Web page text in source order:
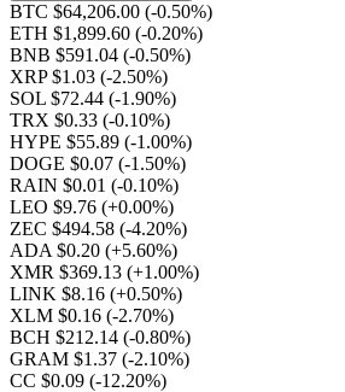
BTC $64,206.00 (-0.50%)
ETH $1,899.60 (-0.20%)
BNB $591.04 (-0.50%)
XRP $1.03 (-2.50%)
SOL $72.44 (-1.90%)
TRX $0.33 (-0.10%)
HYPE $55.89 (-1.00%)
DOGE $0.07 (-1.50%)
RAIN $0.01 (-0.10%)
LEO $9.76 (+0.00%)
ZEC $494.58 (-4.20%)
ADA $0.20 (+5.60%)
XMR $369.13 (+1.00%)
LINK $8.16 (+0.50%)
XLM $0.16 (-2.70%)
BCH $212.14 (-0.80%)
GRAM $1.37 (-2.10%)
CC $0.09 (-12.20%)